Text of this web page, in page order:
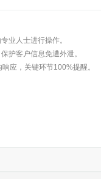
业人士进行操作。
护客户信息免遭外泄。
应，关键环节100%提醒。